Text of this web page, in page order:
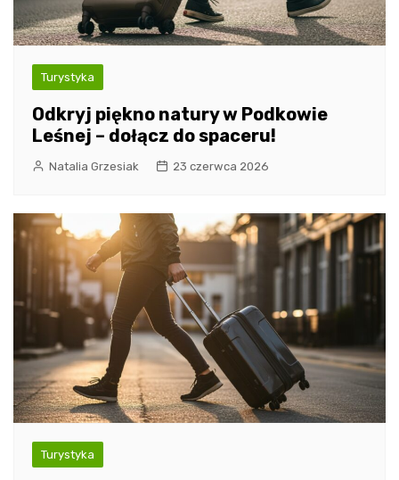
Turystyka
Odkryj piękno natury w Podkowie
Leśnej – dołącz do spaceru!
Natalia Grzesiak 23 czerwca 2026
Turystyka